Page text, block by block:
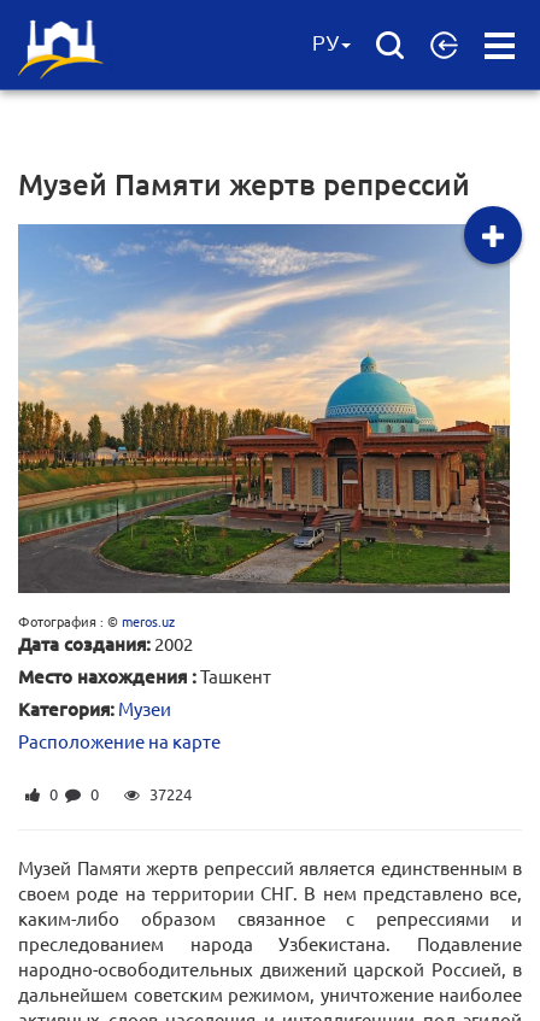
Open
РУ
Музей Памяти жертв репрессий
Фотография : ©meros.uz
Дата создания: 2002
Место нахождения :Ташкент
Категория: Музеи
Расположение на карте
0 0 37224
Музей Памяти жертв репрессий является единственным в
своем роде на территории СНГ. В нем представлено все,
каким-либо образом связанное с репрессиями и
преследованием народа Узбекистана. Подавление
народно-освободительных движений царской Россией, в
дальнейшем советским режимом, уничтожение наиболее